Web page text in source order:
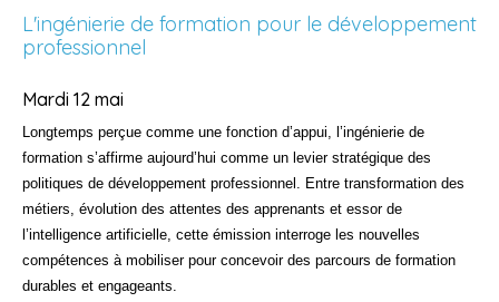
L'ingénierie de formation pour le développement
professionnel
Mardi 12 mai
Longtemps perçue comme une fonction d’appui, l’ingénierie de
formation s’affirme aujourd’hui comme un levier stratégique des
politiques de développement professionnel. Entre transformation des
métiers, évolution des attentes des apprenants et essor de
l’intelligence artificielle, cette émission interroge les nouvelles
compétences à mobiliser pour concevoir des parcours de formation
durables et engageants.